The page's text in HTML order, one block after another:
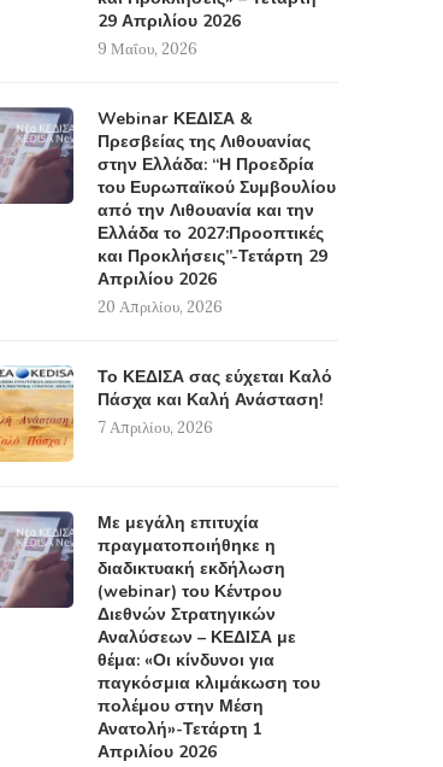
29 Απριλίου 2026
9 Μαΐου, 2026
Webinar ΚΕΔΙΣΑ &
Πρεσβείας της Λιθουανίας
στην Ελλάδα: “Η Προεδρία
του Ευρωπαϊκού Συμβουλίου
από την Λιθουανία και την
Ελλάδα το 2027:Προοπτικές
και Προκλήσεις”-Τετάρτη 29
Απριλίου 2026
20 Απριλίου, 2026
Το ΚΕΔΙΣΑ σας εύχεται Καλό
Πάσχα και Καλή Ανάσταση!
7 Απριλίου, 2026
Με μεγάλη επιτυχία
πραγματοποιήθηκε η
διαδικτυακή εκδήλωση
(webinar) του Κέντρου
Διεθνών Στρατηγικών
Αναλύσεων – ΚΕΔΙΣΑ με
θέμα: «Οι κίνδυνοι για
παγκόσμια κλιμάκωση του
πολέμου στην Μέση
Ανατολή»-Τετάρτη 1
Απριλίου 2026